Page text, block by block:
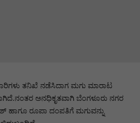
ತನಿಖೆ ನಡೆಸಿದಾಗ ಮಗು ಮಾರಾಟ
ಅನಧಿಕೃತವಾಗಿ ಬೆಂಗಳೂರು ನಗರ
ಹಾಗೂ ರೂಪಾ ದಂಪತಿಗೆ ಮಗುವನ್ನು